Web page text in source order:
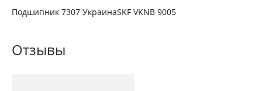
Подшипник 7307 УкраинаSKF VKNB 9005
Отзывы